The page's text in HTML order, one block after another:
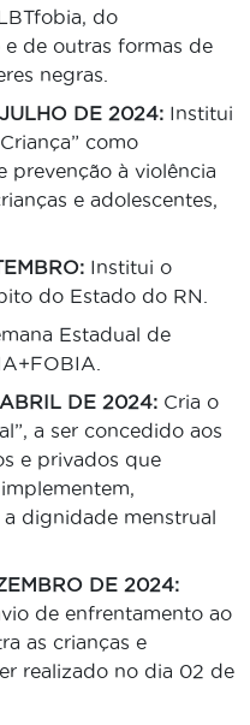
do
de outras formas de
negras.
DE 2024: Institui
como
prevenção à violência
e adolescentes,
Institui o
do Estado do RN.
Estadual de
DE 2024: Cria o
a ser concedido aos
e privados que
dignidade menstrual
DE 2024:
de enfrentamento ao
as crianças e
realizado no dia 02 de